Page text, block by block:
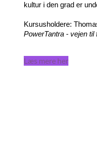
kultur i den grad er
Kursusholdere:
PowerTantra - vejen til
Læs mere her